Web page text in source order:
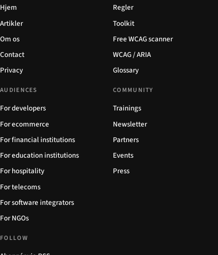
Hjem
Artikler
Om os
Contact
Privacy
Regler
Toolkit
Free WCAG scanner
WCAG / ARIA
Glossary
AUDIENCES
For developers
For ecommerce
For financial institutions
For education institutions
For hospitality
For telecoms
For software integrators
For NGOs
COMMUNITY
Trainings
Newsletter
Partners
Events
Press
FOLLOW